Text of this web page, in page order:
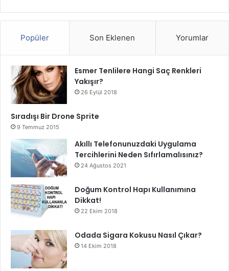
Popüler Son Eklenen Yorumlar
Esmer Tenlilere Hangi Saç Renkleri
Yakışır?
26 Eylül 2018
Sıradışı Bir Drone Sprite
9 Temmuz 2015
Akıllı Telefonunuzdaki Uygulama
Tercihlerini Neden Sıfırlamalısınız?
24 Ağustos 2021
Doğum Kontrol Hapı Kullanımına
Dikkat!
22 Ekim 2018
Odada Sigara Kokusu Nasıl Çıkar?
14 Ekim 2018